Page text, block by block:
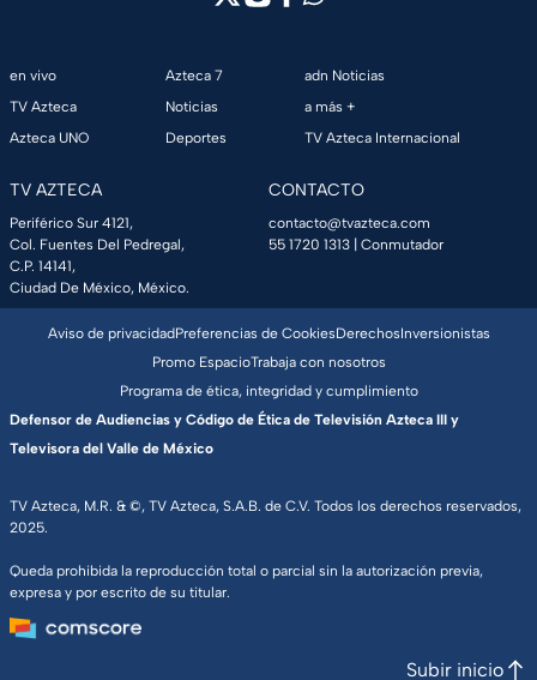
en vivo
TV Azteca
Azteca UNO
Azteca 7
Noticias
Deportes
adn Noticias
a más +
TV Azteca Internacional
TV AZTECA
Periférico Sur 4121,
Col. Fuentes Del Pedregal,
C.P. 14141,
Ciudad De México, México.
CONTACTO
contacto@tvazteca.com
55 1720 1313 | Conmutador
TV Azteca, M.R. & ©, TV Azteca, S.A.B. de C.V. Todos los derechos reservados,
2025.
Queda prohibida la reproducción total o parcial sin la autorización previa,
expresa y por escrito de su titular.
Aviso de privacidadPreferencias de CookiesDerechosInversionistas
Promo EspacioTrabaja con nosotros
Programa de ética, integridad y cumplimiento
Defensor de Audiencias y Código de Ética de Televisión Azteca III y
Televisora del Valle de México
Subir inicio